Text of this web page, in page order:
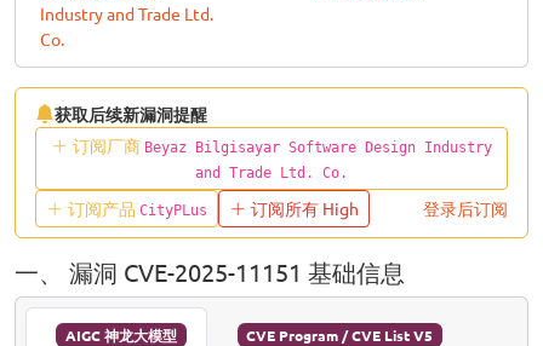
Industry and Trade Ltd.
Co.
获取后续新漏洞提醒
订阅厂商 Beyaz Bilgisayar Software Design Industry
and Trade Ltd. Co.
订阅产品 CityPLus 订阅所有 High 登录后订阅
一、 漏洞 CVE-2025-11151 基础信息
AIGC 神龙大模型 CVE Program / CVE List V5